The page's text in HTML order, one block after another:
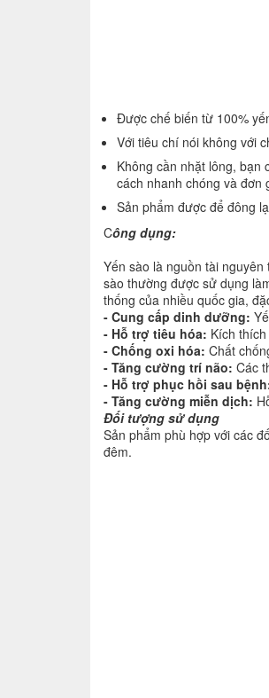
Được chế biến từ 100%
Với tiêu chí nói không với
Không cần nhặt lông, bạn
cách nhanh chóng và đơn
Sản phẩm được để đông
Công dụng:
Yến sào là nguồn tài
sào thường được sử dụng
thống của nhiều quốc gia,
- Cung cấp dinh dưỡng:
- Hỗ trợ tiêu hóa: Kích
- Chống oxi hóa: Chất
- Tăng cường trí não: Các
- Hỗ trợ phục hồi sau
- Tăng cường miễn dịch:
Đối tượng sử dụng
Sản phẩm phù hợp với các
đêm.